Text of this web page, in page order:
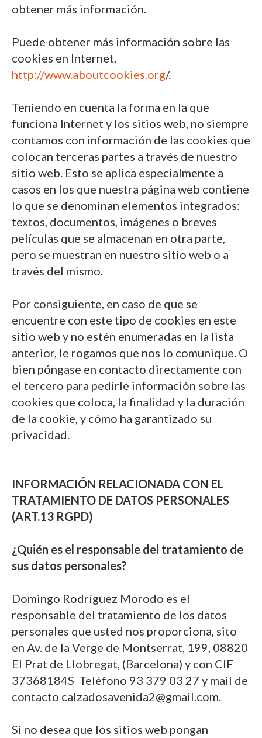
obtener más información.
Puede obtener más información sobre las
cookies en Internet,
http://www.aboutcookies.org/.
Teniendo en cuenta la forma en la que
funciona Internet y los sitios web, no siempre
contamos con información de las cookies que
colocan terceras partes a través de nuestro
sitio web. Esto se aplica especialmente a
casos en los que nuestra página web contiene
lo que se denominan elementos integrados:
textos, documentos, imágenes o breves
películas que se almacenan en otra parte,
pero se muestran en nuestro sitio web o a
través del mismo.
Por consiguiente, en caso de que se
encuentre con este tipo de cookies en este
sitio web y no estén enumeradas en la lista
anterior, le rogamos que nos lo comunique. O
bien póngase en contacto directamente con
el tercero para pedirle información sobre las
cookies que coloca, la finalidad y la duración
de la cookie, y cómo ha garantizado su
privacidad.
INFORMACIÓN RELACIONADA CON EL
TRATAMIENTO DE DATOS PERSONALES
(ART.13 RGPD)
¿Quién es el responsable del tratamiento de
sus datos personales?
Domingo Rodríguez Morodo es el
responsable del tratamiento de los datos
personales que usted nos proporciona, sito
en Av. de la Verge de Montserrat, 199, 08820
El Prat de Llobregat, (Barcelona) y con CIF
37368184S Teléfono 93 379 03 27 y mail de
contacto calzadosavenida2@gmail.com.
Si no desea que los sitios web pongan